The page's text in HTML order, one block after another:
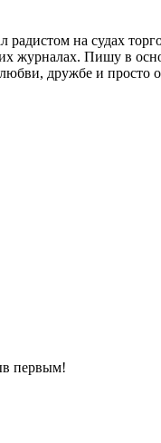
радистом на судах
журналах. Пишу в
дружбе и просто
первым!